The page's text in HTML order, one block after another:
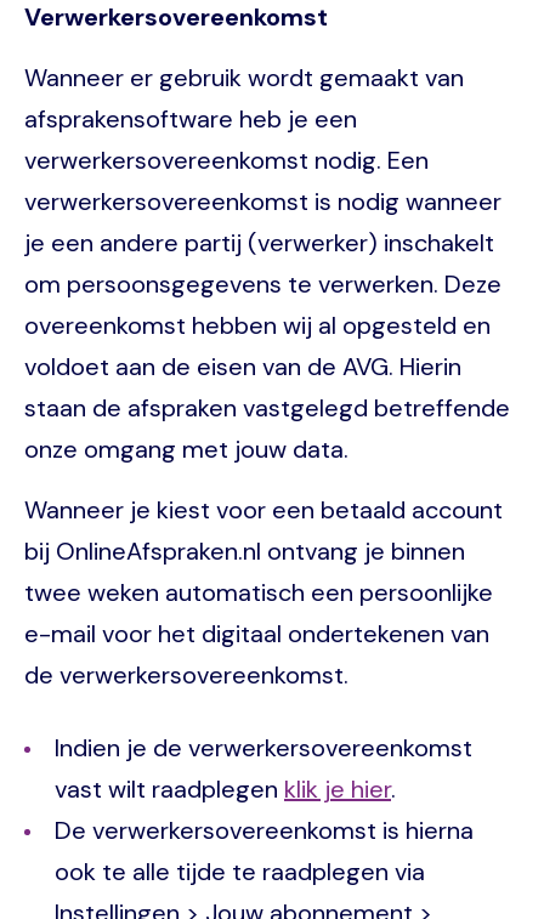
Verwerkersovereenkomst
Wanneer er gebruik wordt gemaakt van
afsprakensoftware heb je een
verwerkersovereenkomst nodig. Een
verwerkersovereenkomst is nodig wanneer
je een andere partij (verwerker) inschakelt
om persoonsgegevens te verwerken. Deze
overeenkomst hebben wij al opgesteld en
voldoet aan de eisen van de AVG. Hierin
staan de afspraken vastgelegd betreffende
onze omgang met jouw data.
Wanneer je kiest voor een betaald account
bij OnlineAfspraken.nl ontvang je binnen
twee weken automatisch een persoonlijke
e-mail voor het digitaal ondertekenen van
de verwerkersovereenkomst.
Indien je de verwerkersovereenkomst
vast wilt raadplegen klik je hier.
De verwerkersovereenkomst is hierna
ook te alle tijde te raadplegen via